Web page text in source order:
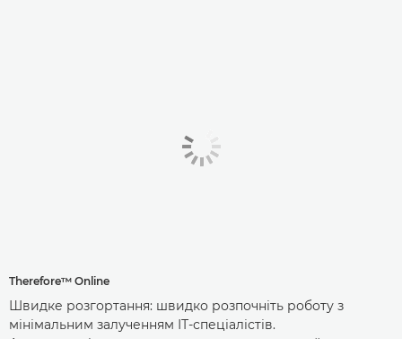
Therefore™ Online
Швидке розгортання: швидко розпочніть роботу з
мінімальним залученням ІТ-спеціалістів.